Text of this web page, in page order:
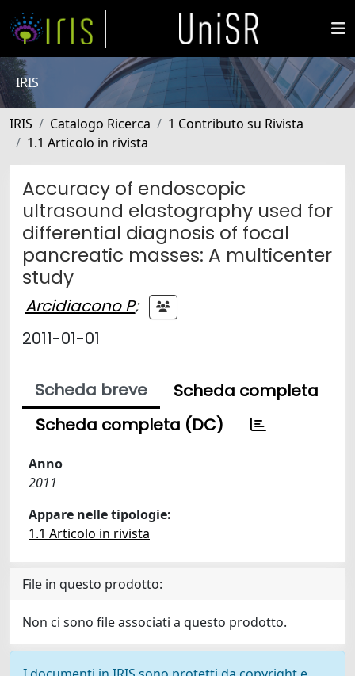
IRIS
IRIS Catalogo Ricerca
1 Contributo su Rivista
1.1 Articolo in rivista
Accuracy of endoscopic
ultrasound elastography used for
differential diagnosis of focal
pancreatic masses: A multicenter
study
Arcidiacono P;
2011-01-01
Scheda breve
Scheda completa
Scheda completa (DC)
Anno
2011
Appare nelle tipologie:
1.1 Articolo in rivista
File in questo prodotto:
Non ci sono file associati a questo prodotto.